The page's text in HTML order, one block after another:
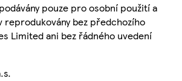
pouze pro osobní použití a
reprodukovány bez předchozího
Limited ani bez řádného uvedení